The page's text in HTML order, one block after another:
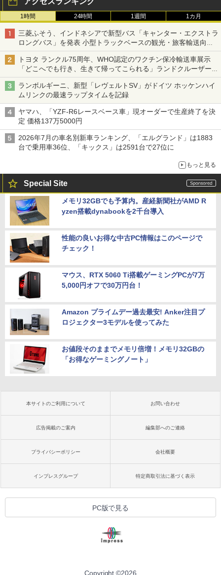
1時間 24時間 1週間 1カ月
三菱ふそう、インドネシアで新型バス「キャンター・エクストラ
ロングバス」を発表 小型トラックベースの観光・旅客輸送向け
バス
トヨタ ランクル75周年、WHO認定のワクチン保冷輸送車展示
「どこへでも行き、生きて帰ってこられる」ランドクルーザーで
命をつなぐ
ランボルギーニ、新型「レヴェルトSV」がドイツ ホッケンハイ
ムリンクの最速ラップタイムを記録
ヤマハ、「YZF-R6レースベース車」現オーダーで生産終了を決
定 価格137万5000円
2026年7月の車名別新車ランキング、「エルグランド」は1883
台で乗用車36位、「キックス」は2591台で27位に
もっと見る
Special Site
メモリ32GBでも予算内。産経新聞社がAMD R
yzen搭載dynabookを2千台導入
性能の良いお得な中古PC情報はこのページで
チェック！
マウス、RTX 5060 Ti搭載ゲーミングPCが7万
5,000円オフで30万円台！
Amazon プライムデー過去最安! Anker注目プ
ロジェクター3モデルを使ってみた
お値段そのままでメモリ倍増！メモリ32GBの
「お得なゲーミングノート」
本サイトのご利用について お問い合わせ
広告掲載のご案内 編集部へのご連絡
プライバシーポリシー 会社概要
インプレスグループ 特定商取引法に基づく表示
PC版で見る
Copyright ©2026